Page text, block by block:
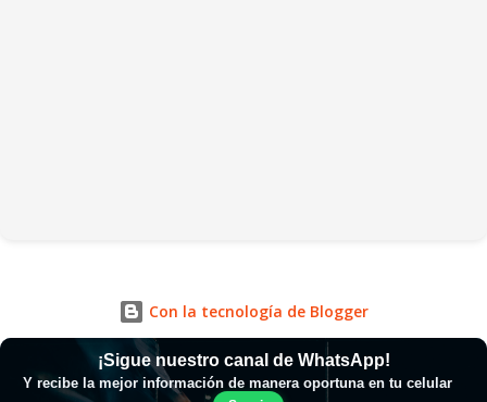
Con la tecnología de Blogger
¡Sigue nuestro canal de WhatsApp!
Y recibe la mejor información de manera oportuna en tu celular